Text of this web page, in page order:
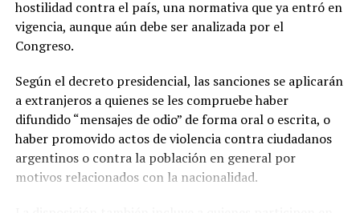
hostilidad contra el país, una normativa que ya entró en
vigencia, aunque aún debe ser analizada por el
Congreso.
Según el decreto presidencial, las sanciones se aplicarán
a extranjeros a quienes se les compruebe haber
difundido “mensajes de odio” de forma oral o escrita, o
haber promovido actos de violencia contra ciudadanos
argentinos o contra la población en general por
motivos relacionados con la nacionalidad.